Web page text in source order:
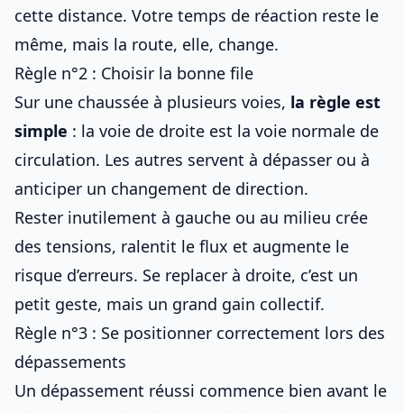
cette distance. Votre temps de réaction reste le
même, mais la route, elle, change.
Règle n°2 : Choisir la bonne file
Sur une chaussée à plusieurs voies, la règle est
simple : la voie de droite est la voie normale de
circulation. Les autres servent à dépasser ou à
anticiper un changement de direction.
Rester inutilement à gauche ou au milieu crée
des tensions, ralentit le flux et augmente le
risque d’erreurs. Se replacer à droite, c’est un
petit geste, mais un grand gain collectif.
Règle n°3 : Se positionner correctement lors des
dépassements
Un dépassement réussi commence bien avant le